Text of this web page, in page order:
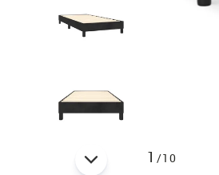
1 /10